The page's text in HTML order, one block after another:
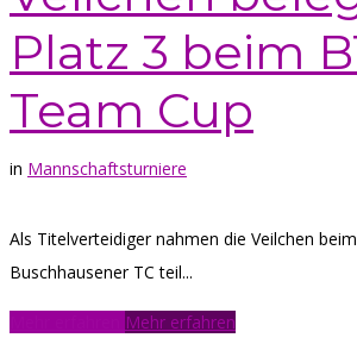
Platz 3 beim
Team Cup
in Mannschaftsturniere
Als Titelverteidiger nahmen die Veilchen
Buschhausener TC teil...
Mehr erfahren